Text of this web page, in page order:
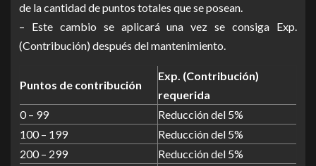
de la cantidad de puntos totales que se posean.
– Este cambio se aplicará una vez se consiga Exp.
(Contribución) después del mantenimiento.
Puntos de contribución
Exp. (Contribución)
requerida
0 – 99
Reducción del 5%
100 – 199
Reducción del 5%
200 – 299
Reducción del 5%